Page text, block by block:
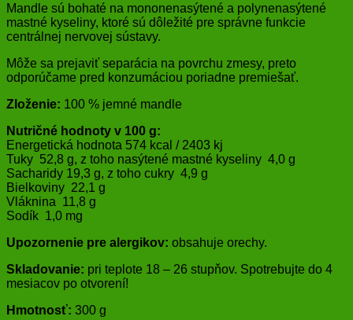
Mandle sú bohaté na mononenasýtené a polynenasýtené
mastné kyseliny, ktoré sú dôležité pre správne funkcie
centrálnej nervovej sústavy.
Môže sa prejaviť separácia na povrchu zmesy, preto
odporúčame pred konzumáciou poriadne premiešať.
Zloženie: 100 % jemné mandle
Nutričné hodnoty v 100 g:
Energetická hodnota 574 kcal / 2403 kj
Tuky 52,8 g, z toho nasýtené mastné kyseliny 4,0 g
Sacharidy 19,3 g, z toho cukry 4,9 g
Bielkoviny 22,1 g
Vláknina 11,8 g
Sodík 1,0 mg
Upozornenie pre alergikov: obsahuje orechy.
Skladovanie: pri teplote 18 – 26 stupňov. Spotrebujte do 4
mesiacov po otvorení!
Hmotnosť: 300 g